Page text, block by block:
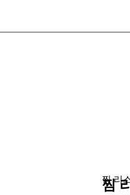
찜 리
찜